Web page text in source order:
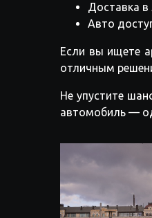
Доставка в
Авто
Если вы ищете
отличным
Не упустите
автомобиль —